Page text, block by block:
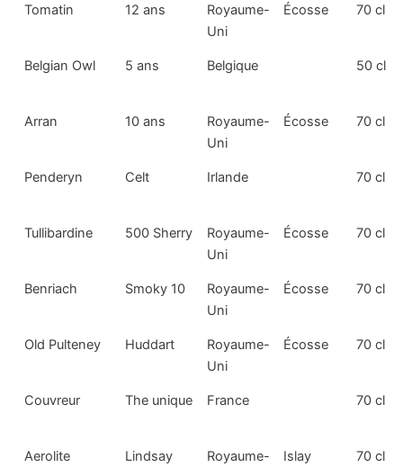
Tomatin 12 ans
Royaume-
Uni
Écosse 70 cl
Belgian Owl 5 ans Belgique 50 cl
Arran 10 ans
Royaume-
Uni
Écosse 70 cl
Penderyn Celt Irlande 70 cl
Tullibardine 500 Sherry
Royaume-
Uni
Écosse 70 cl
Benriach Smoky 10
Royaume-
Uni
Écosse 70 cl
Old Pulteney Huddart
Royaume-
Uni
Écosse 70 cl
Couvreur The unique France 70 cl
Aerolite Lindsay
Royaume-
Islay 70 cl